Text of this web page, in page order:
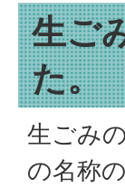
生ご
た。
生ごみ
の名称